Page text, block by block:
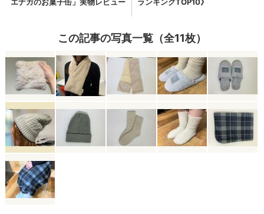
この記事の写真一覧（全11枚）